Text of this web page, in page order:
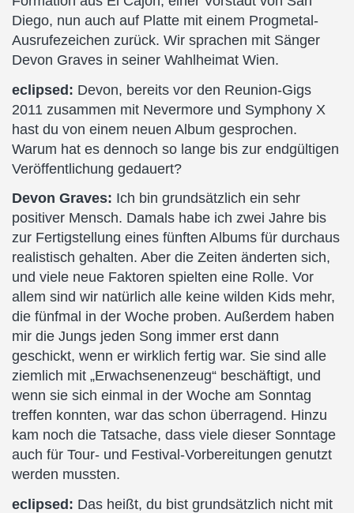
Diego, nun auch auf Platte mit einem Progmetal-
Ausrufezeichen zurück. Wir sprachen mit Sänger
Devon Graves in seiner Wahlheimat Wien.
eclipsed: Devon, bereits vor den Reunion-Gigs
2011 zusammen mit Nevermore und Symphony X
hast du von einem neuen Album gesprochen.
Warum hat es dennoch so lange bis zur endgültigen
Veröffentlichung gedauert?
Devon Graves: Ich bin grundsätzlich ein sehr
positiver Mensch. Damals habe ich zwei Jahre bis
zur Fertigstellung eines fünften Albums für durchaus
realistisch gehalten. Aber die Zeiten änderten sich,
und viele neue Faktoren spielten eine Rolle. Vor
allem sind wir natürlich alle keine wilden Kids mehr,
die fünfmal in der Woche proben. Außerdem haben
mir die Jungs jeden Song immer erst dann
geschickt, wenn er wirklich fertig war. Sie sind alle
ziemlich mit „Erwachsenenzeug“ beschäftigt, und
wenn sie sich einmal in der Woche am Sonntag
treffen konnten, war das schon überragend. Hinzu
kam noch die Tatsache, dass viele dieser Sonntage
auch für Tour- und Festival-Vorbereitungen genutzt
werden mussten.
eclipsed: Das heißt, du bist grundsätzlich nicht mit